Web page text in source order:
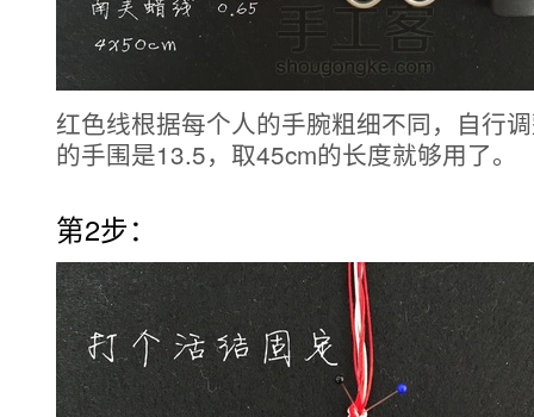
红色线根据每个人的手腕粗细不同，自行
的手围是13.5，取45cm的长度就够用了。
第2步：